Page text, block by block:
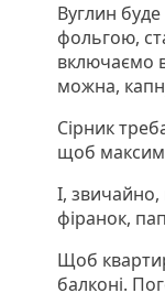
Вуглин
фольгою,
включаємо
можна,
Сірник
щоб
І,
фіранок,
Щоб
балконі.